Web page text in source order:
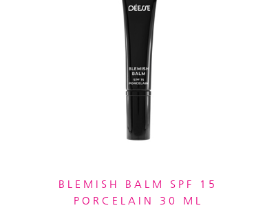
BLEMISH BALM SPF 15
PORCELAIN 30 ML